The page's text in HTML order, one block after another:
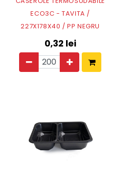
ECO3C - TAVITA /
227X178X40 / PP NEGRU
0,32 lei